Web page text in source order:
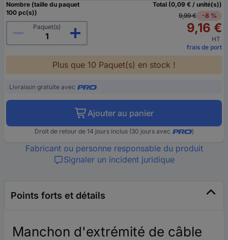
Nombre (taille du paquet
100 pc(s))
Paquet(s)
Total (0,09 € / unité(s))
9,99 €
-8 %
9,16 €
HT
frais de port
Plus que 10 Paquet(s) en stock !
Livraison gratuite avec
Ajouter au panier
Droit de retour de 14 jours inclus (30 jours avec )
Fabricant ou personne responsable du produit
Signaler un incident juridique
Points forts et détails
Manchon d'extrémité de câble